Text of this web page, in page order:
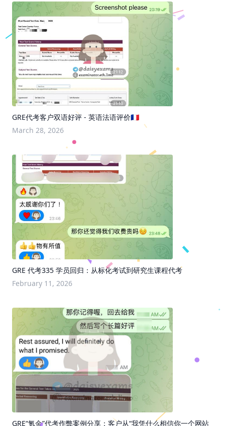
GRE代考客户双语好评 - 英语法语评价🇫🇷
March 28, 2026
GRE 代考335 学员回归：从标化考试到研究生课程代考
February 11, 2026
GRE“氪金”代考作弊案例分享：客户从“我凭什么相信你一个网站